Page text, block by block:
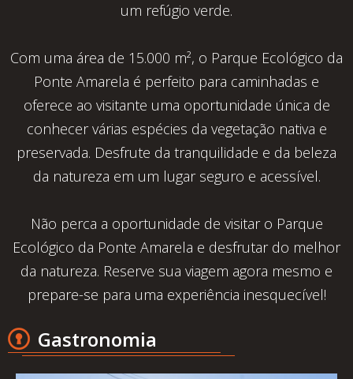
um refúgio verde.
Com uma área de 15.000 m², o Parque Ecológico da
Ponte Amarela é perfeito para caminhadas e
oferece ao visitante uma oportunidade única de
conhecer várias espécies da vegetação nativa e
preservada. Desfrute da tranquilidade e da beleza
da natureza em um lugar seguro e acessível.
Não perca a oportunidade de visitar o Parque
Ecológico da Ponte Amarela e desfrutar do melhor
da natureza. Reserve sua viagem agora mesmo e
prepare-se para uma experiência inesquecível!
Gastronomia